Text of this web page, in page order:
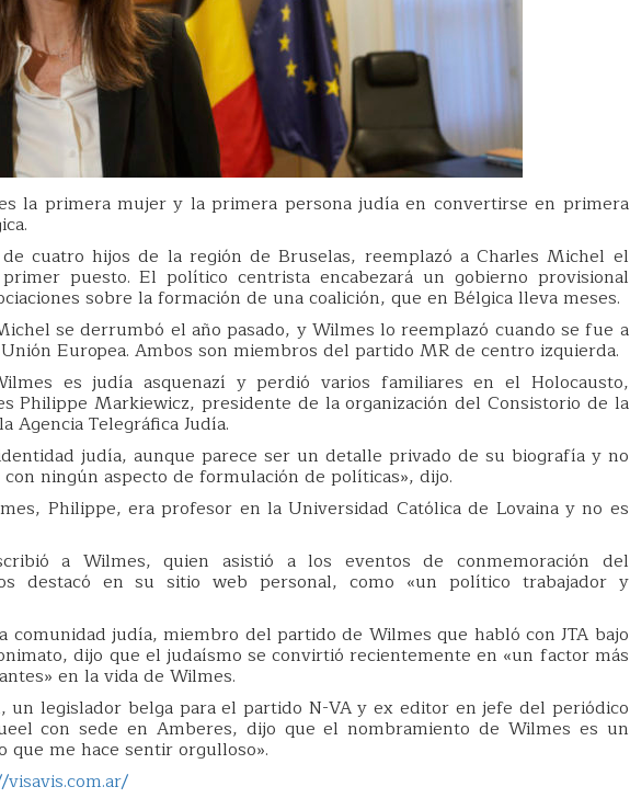
la primera mujer y la primera persona judía en convertirse en primera
cuatro hijos de la región de Bruselas, reemplazó a Charles Michel el
puesto. El político centrista encabezará un gobierno provisional
sobre la formación de una coalición, que en Bélgica lleva meses.
se derrumbó el año pasado, y Wilmes lo reemplazó cuando se fue a
Europea. Ambos son miembros del partido MR de centro izquierda.
es judía asquenazí y perdió varios familiares en el Holocausto,
Philippe Markiewicz, presidente de la organización del Consistorio de la
Agencia Telegráfica Judía.
judía, aunque parece ser un detalle privado de su biografía y no
ningún aspecto de formulación de políticas», dijo.
Philippe, era profesor en la Universidad Católica de Lovaina y no es
a Wilmes, quien asistió a los eventos de conmemoración del
destacó en su sitio web personal, como «un político trabajador y
comunidad judía, miembro del partido de Wilmes que habló con JTA bajo
dijo que el judaísmo se convirtió recientemente en «un factor más
en la vida de Wilmes.
un legislador belga para el partido N-VA y ex editor en jefe del periódico
con sede en Amberes, dijo que el nombramiento de Wilmes es un
que me hace sentir orgulloso».